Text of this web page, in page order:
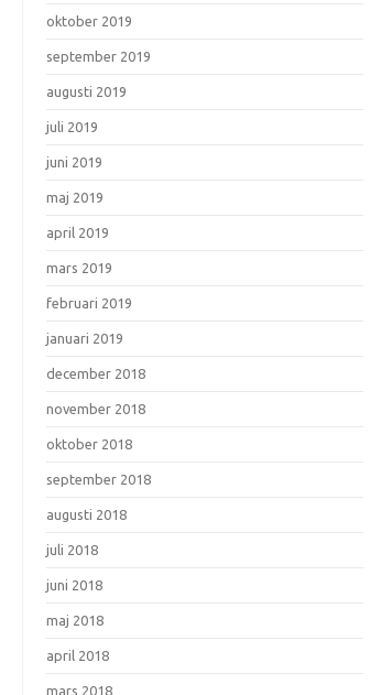
oktober 2019
september 2019
augusti 2019
juli 2019
juni 2019
maj 2019
april 2019
mars 2019
februari 2019
januari 2019
december 2018
november 2018
oktober 2018
september 2018
augusti 2018
juli 2018
juni 2018
maj 2018
april 2018
mars 2018